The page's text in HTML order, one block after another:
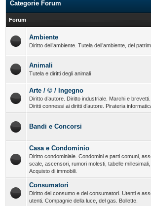
Categorie Forum
Forum
Ambiente
Diritto dell’ambiente. Tutela dell’ambiente, del
Animali
Tutela e diritti degli animali
Arte / © / Ingegno
Diritto d’autore. Diritto industriale. Marchi e
Diritti connessi ai diritti d’autore. Pirateria
Bandi e Concorsi
Casa e Condominio
Diritto condominiale. Condomini e parti comuni,
scale, ascensori, rumori molesti, tabelle
Acquisto di immobili.
Consumatori
Diritto del consumo e dei consumatori. Utenti e
utenti. Compagnie della luce, del gas. Bollette.